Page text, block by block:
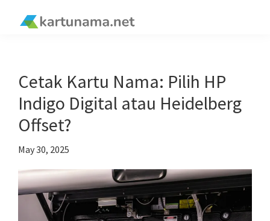
Cetak Kartu Nama: Pilih HP
Indigo Digital atau Heidelberg
Offset?
May 30, 2025